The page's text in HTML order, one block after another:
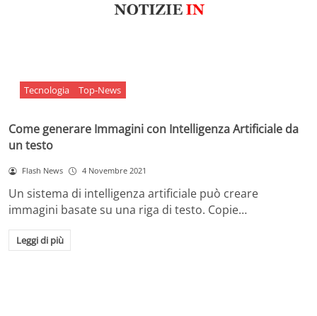
Tecnologia Top-News
Come generare Immagini con Intelligenza Artificiale da
un testo
Flash News 4 Novembre 2021
Un sistema di intelligenza artificiale può creare
immagini basate su una riga di testo. Copie…
Leggi di più